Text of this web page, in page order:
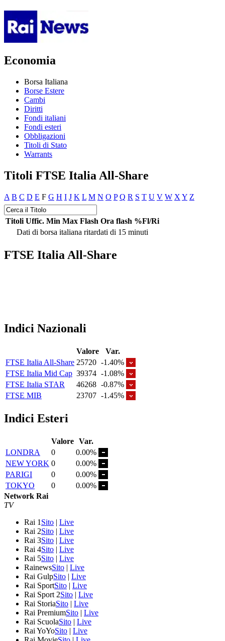
Economia
Borsa Italiana
Borse Estere
Cambi
Diritti
Fondi italiani
Fondi esteri
Obbligazioni
Titoli di Stato
Warrants
Titoli FTSE Italia All-Share
A B C D E F G H I J K L M N O P Q R S T U V W X Y Z
Titoli Uffic. Min Max Flash Ora flash %Fl/Ri
Dati di borsa italiana ritardati di 15 minuti
FTSE Italia All-Share
Indici Nazionali
Valore
Var.
FTSE Italia All-Share 25720 -1.40%
FTSE Italia Mid Cap 39374 -1.08%
FTSE Italia STAR
46268 -0.87%
FTSE MIB
23707 -1.45%
Indici Esteri
Valore Var.
LONDRA
0
0.00%
NEW YORK 0
0.00%
PARIGI
0
0.00%
TOKYO
0
0.00%
Network Rai
TV
Rai 1 Sito | Live
Rai 2Sito | Live
Rai 3Sito | Live
Rai 4Sito | Live
Rai 5Sito | Live
RainewsSito | Live
Rai GulpSito | Live
Rai SportSito | Live
Rai Sport 2Sito | Live
Rai StoriaSito | Live
Rai PremiumSito | Live
Rai ScuolaSito | Live
Rai YoYoSito | Live